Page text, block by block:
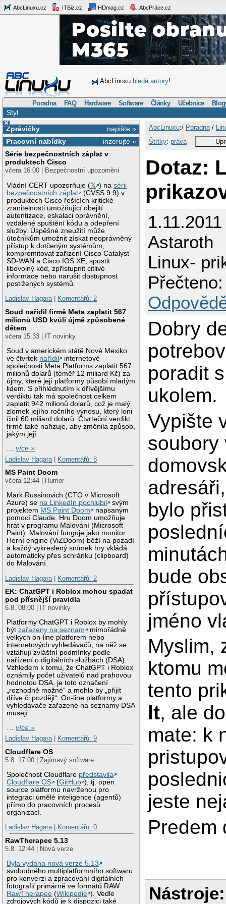
AbcLinuxu.cz ITBiz.cz HDmag.cz AbcPráce.cz
AbcLinuxu hledá autory!
Poradna FAQ Hardware Software Články Učebnice
Styl
×
napište »
Zprávičky
inzerujte »
Pracovní nabídky
Série bezpečnostních záplat v
produktech Cisco
včera 16:00 | Bezpečnostní upozornění
Vládní CERT upozorňuje (𝕏 ) nasérii
bezpečnostních záplat
(CVSS 9.9) v
produktech Cisco řešících kritické
zranitelnosti umožňující obejití
autentizace, eskalaci oprávnění,
vzdálené spuštění kódu a odepření
služby. Úspěšné zneužití může
útočníkům umožnit získat neoprávněný
přístup k dotčeným systémům,
kompromitovat zařízení Cisco Catalyst
SD-WAN a Cisco IOS XE, spustit
libovolný kód, zpřístupnit citlivé
informace nebo narušit dostupnost
postižených systémů.
Ladislav Hagara| Komentářů: 2
Soud nařídil firmě Meta zaplatit 567
milionů USD kvůli újmě způsobené
dětem
včera 15:33 | IT novinky
Soud v americkém státě Nové Mexiko
ve čtvrtek nařídil
internetové
společnosti Meta Platforms zaplatit 567
milionů dolarů (téměř 12 miliard Kč) za
újmy, které její platformy působí mladým
lidem. S přihlédnutím k dřívějšímu
verdiktu tak má společnost celkem
zaplatit 942 milionů dolarů, což je malý
zlomek jejího ročního výnosu, který loni
činil 60 miliard dolarů. Čtvrteční verdikt
firmě také nařizuje, aby změnila způsob,
jakým její
…více »
Ladislav Hagara
Komentářů: 8
MS Paint Doom
včera 12:44 | Humor
Mark Russinovich (CTO v Microsoft
Azure) se na LinkedIn pochlubil
svým
projektem MS Paint Doom
napsaným
pomocí Claude. Hru Doom umožňuje
hrát v programu Malování (Microsoft
Paint). Malování funguje jako monitor.
Herní engine (ViZDoom) běží na pozadí
a každý vykreslený snímek hry vkládá
automaticky přes schránku (clipboard)
do Malování.
Ladislav Hagara
Komentářů: 2
EK: ChatGPT i Roblox mohou spadat
pod přísnější pravidla
6.8. 08:00 | IT novinky
Platformy ChatGPT i Roblox by mohly
býtzařazeny na seznam
mimořádně
velkých on-line platforem nebo
internetových vyhledávačů, na něž se
vztahují zvláštní podmínky podle
nařízení o digitálních službách (DSA).
Vzhledem k tomu, že ChatGPT i Roblox
oznámily počet uživatelů nad prahovou
hodnotou DSA, je toto označení
„rozhodně možné“ a mohlo by „přijít
dříve či později“. On-line platformy a
vyhledávače zařazené na seznamy DSA
musejí
…více »
Ladislav Hagara| Komentářů: 9
Cloudflare OS
5.8. 17:00 | Zajímavý software
Společnost Cloudflare představila
Cloudflare OS
(GitHub ), tj. open
source platformu navrženou pro
integraci umělé inteligence (agentů)
přímo do pracovních procesů
organizací.
Ladislav Hagara| Komentářů: 0
RawTherapee 5.13
5.8. 12:44 | Nová verze
Byla vydána nová verze 5.13
svobodného multiplatformního softwaru
pro konverzi a zpracování digitálních
fotografií primárně ve formátů RAW
RawTherapee (Wikipedie ). Vedle
zdrojových kódů je k dispozici také
AbcLinuxu:/ Poradna/
Štítky: práva
Dotaz:
Astaroth
Linux-
Dobry
poradit
ukolem.
Vypište
soubory
bylo
bude
jméno
Myslim,
ktomu
tento
lt, ale
mate: k
jeste
Predem
Nástroje: